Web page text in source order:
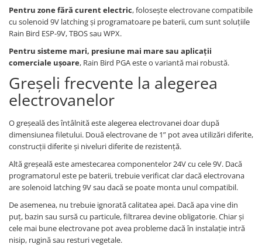
Pentru zone fără curent electric, folosește electrovane compatibile
cu solenoid 9V latching și programatoare pe baterii, cum sunt soluțiile
Rain Bird ESP-9V, TBOS sau WPX.
Pentru sisteme mari, presiune mai mare sau aplicații
comerciale ușoare, Rain Bird PGA este o variantă mai robustă.
Greșeli frecvente la alegerea
electrovanelor
O greșeală des întâlnită este alegerea electrovanei doar după
dimensiunea filetului. Două electrovane de 1” pot avea utilizări diferite,
construcții diferite și niveluri diferite de rezistență.
Altă greșeală este amestecarea componentelor 24V cu cele 9V. Dacă
programatorul este pe baterii, trebuie verificat clar dacă electrovana
are solenoid latching 9V sau dacă se poate monta unul compatibil.
De asemenea, nu trebuie ignorată calitatea apei. Dacă apa vine din
puț, bazin sau sursă cu particule, filtrarea devine obligatorie. Chiar și
cele mai bune electrovane pot avea probleme dacă în instalație intră
nisip, rugină sau resturi vegetale.